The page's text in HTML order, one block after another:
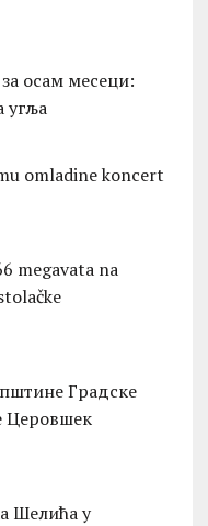
осам месеци:
угља
omladine koncert
megavata na
Градске
Церовшек
Шелића у